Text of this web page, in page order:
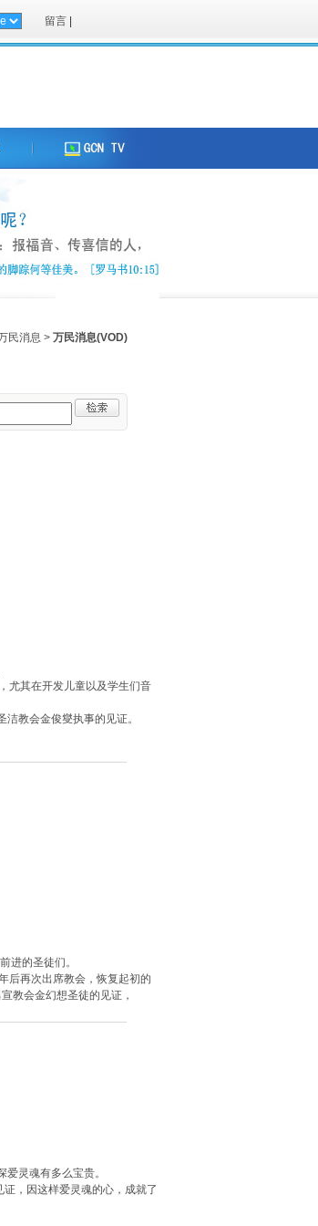
留言
民消息 > 万民消息(VOD)
尤其在开发儿童以及学生们音
教会金俊燮执事的见证。
进的圣徒们。
后再次出席教会，恢复起初的
教会金幻想圣徒的见证，
灵魂有多么宝贵。
，因这样爱灵魂的心，成就了